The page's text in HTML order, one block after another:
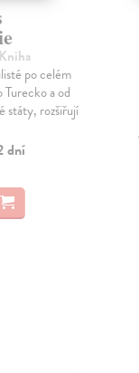
po celém
a od
státy, rozšiřují
dní